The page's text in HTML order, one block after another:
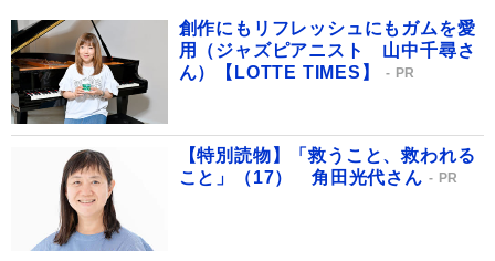
創作にもリフレッシュにもガムを愛
用（ジャズピアニスト 山中千尋さ
ん）【LOTTE TIMES】
PR
【特別読物】「救うこと、救われる
こと」（17） 角田光代さん
PR